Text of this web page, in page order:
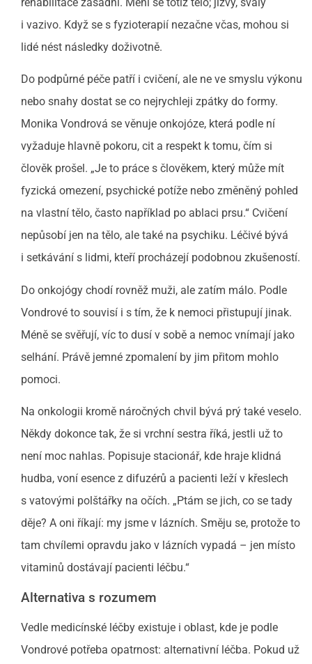
i vazivo. Když se s fyzioterapií nezačne včas, mohou si
lidé nést následky doživotně.
Do podpůrné péče patří i cvičení, ale ne ve smyslu výkonu
nebo snahy dostat se co nejrychleji zpátky do formy.
Monika Vondrová se věnuje onkojóze, která podle ní
vyžaduje hlavně pokoru, cit a respekt k tomu, čím si
člověk prošel. „Je to práce s člověkem, který může mít
fyzická omezení, psychické potíže nebo změněný pohled
na vlastní tělo, často například po ablaci prsu.“ Cvičení
nepůsobí jen na tělo, ale také na psychiku. Léčivé bývá
i setkávání s lidmi, kteří procházejí podobnou zkušeností.
Do onkojógy chodí rovněž muži, ale zatím málo. Podle
Vondrové to souvisí i s tím, že k nemoci přistupují jinak.
Méně se svěřují, víc to dusí v sobě a nemoc vnímají jako
selhání. Právě jemné zpomalení by jim přitom mohlo
pomoci.
Na onkologii kromě náročných chvil bývá prý také veselo.
Někdy dokonce tak, že si vrchní sestra říká, jestli už to
není moc nahlas. Popisuje stacionář, kde hraje klidná
hudba, voní esence z difuzérů a pacienti leží v křeslech
s vatovými polštářky na očích. „Ptám se jich, co se tady
děje? A oni říkají: my jsme v lázních. Směju se, protože to
tam chvílemi opravdu jako v lázních vypadá – jen místo
vitaminů dostávají pacienti léčbu.“
Alternativa s rozumem
Vedle medicínské léčby existuje i oblast, kde je podle
Vondrové potřeba opatrnost: alternativní léčba. Pokud už